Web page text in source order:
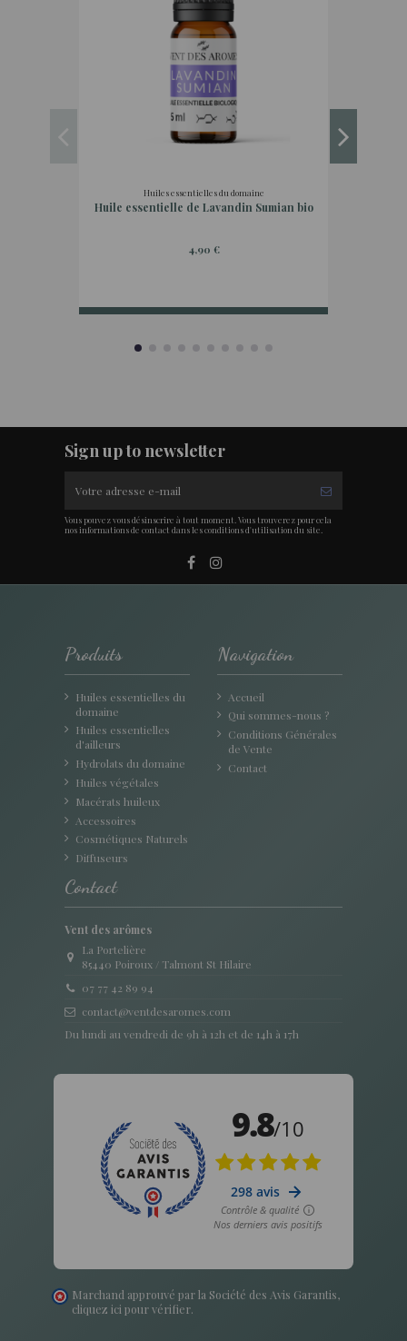
Huiles essentielles du domaine
Huile essentielle de Lavandin Sumian bio
4,90 €
Sign up to newsletter
Vous pouvez vous désinscrire à tout moment. Vous trouverez pour cela
nos informations de contact dans les conditions d'utilisation du site.
Produits
Huiles essentielles du
domaine
Huiles essentielles
d'ailleurs
Hydrolats du domaine
Huiles végétales
Macérats huileux
Accessoires
Cosmétiques Naturels
Diffuseurs
Navigation
Accueil
Qui sommes-nous ?
Conditions Générales
de Vente
Contact
Contact
Vent des arômes
La Portelière
85440 Poiroux / Talmont St Hilaire
07 77 42 89 94
contact@ventdesaromes.com
Du lundi au vendredi de 9h à 12h et de 14h à 17h
Marchand approuvé par la Société des Avis Garantis,
cliquez ici pour vérifier.